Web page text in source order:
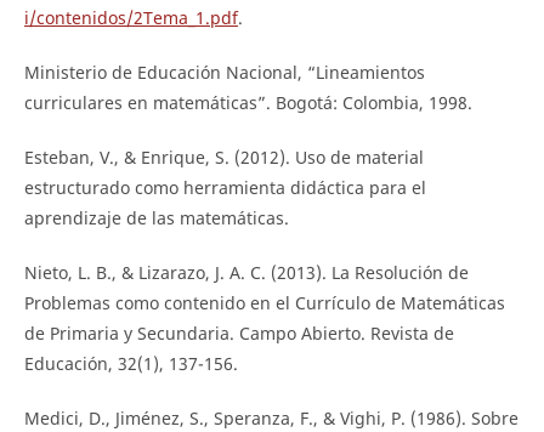
i/contenidos/2Tema_1.pdf.
Ministerio de Educación Nacional, “Lineamientos
curriculares en matemáticas”. Bogotá: Colombia, 1998.
Esteban, V., & Enrique, S. (2012). Uso de material
estructurado como herramienta didáctica para el
aprendizaje de las matemáticas.
Nieto, L. B., & Lizarazo, J. A. C. (2013). La Resolución de
Problemas como contenido en el Currículo de Matemáticas
de Primaria y Secundaria. Campo Abierto. Revista de
Educación, 32(1), 137-156.
Medici, D., Jiménez, S., Speranza, F., & Vighi, P. (1986). Sobre